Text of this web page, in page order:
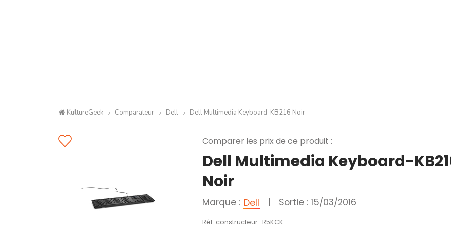
KultureGeek Comparateur Dell Dell Multimedia Keyboard-KB216 Noir
Comparer les prix de ce produit :
Dell Multimedia Keyboard-
Noir
Marque : Dell | Sortie : 15/03/2016
Réf. constructeur : R5KCK